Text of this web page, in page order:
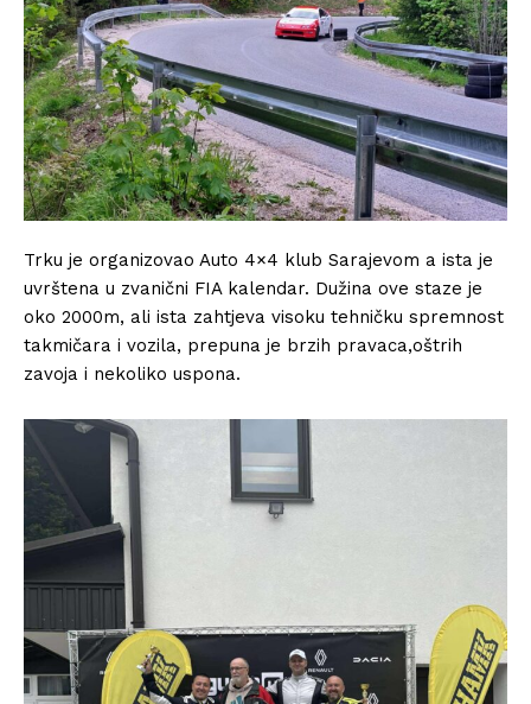
Trku je organizovao Auto 4×4 klub Sarajevom a ista je
uvrštena u zvanični FIA kalendar. Dužina ove staze je
oko 2000m, ali ista zahtjeva visoku tehničku spremnost
takmičara i vozila, prepuna je brzih pravaca,oštrih
zavoja i nekoliko uspona.